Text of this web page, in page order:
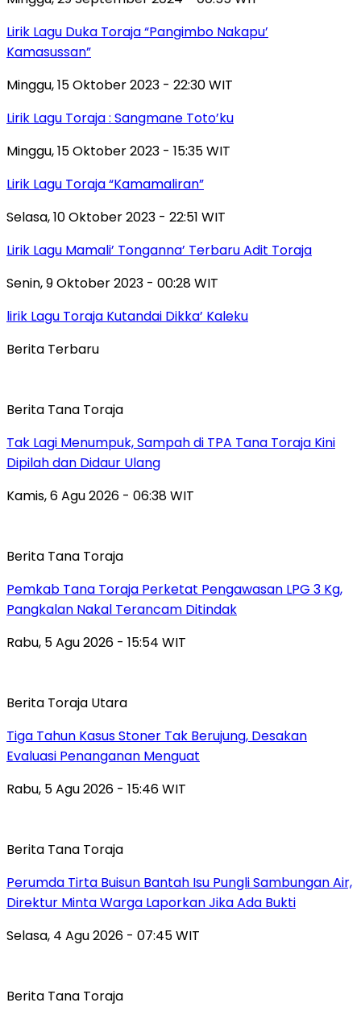
Lirik Lagu Duka Toraja “Pangimbo Nakapu’
Kamasussan”
Minggu, 15 Oktober 2023 - 22:30 WIT
Lirik Lagu Toraja : Sangmane Toto’ku
Minggu, 15 Oktober 2023 - 15:35 WIT
Lirik Lagu Toraja “Kamamaliran”
Selasa, 10 Oktober 2023 - 22:51 WIT
Lirik Lagu Mamali’ Tonganna’ Terbaru Adit Toraja
Senin, 9 Oktober 2023 - 00:28 WIT
lirik Lagu Toraja Kutandai Dikka’ Kaleku
Berita Terbaru
Berita Tana Toraja
Tak Lagi Menumpuk, Sampah di TPA Tana Toraja Kini
Dipilah dan Didaur Ulang
Kamis, 6 Agu 2026 - 06:38 WIT
Berita Tana Toraja
Pemkab Tana Toraja Perketat Pengawasan LPG 3 Kg,
Pangkalan Nakal Terancam Ditindak
Rabu, 5 Agu 2026 - 15:54 WIT
Berita Toraja Utara
Tiga Tahun Kasus Stoner Tak Berujung, Desakan
Evaluasi Penanganan Menguat
Rabu, 5 Agu 2026 - 15:46 WIT
Berita Tana Toraja
Perumda Tirta Buisun Bantah Isu Pungli Sambungan Air,
Direktur Minta Warga Laporkan Jika Ada Bukti
Selasa, 4 Agu 2026 - 07:45 WIT
Berita Tana Toraja